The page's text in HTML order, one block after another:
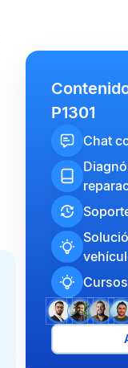
P1301
Chat